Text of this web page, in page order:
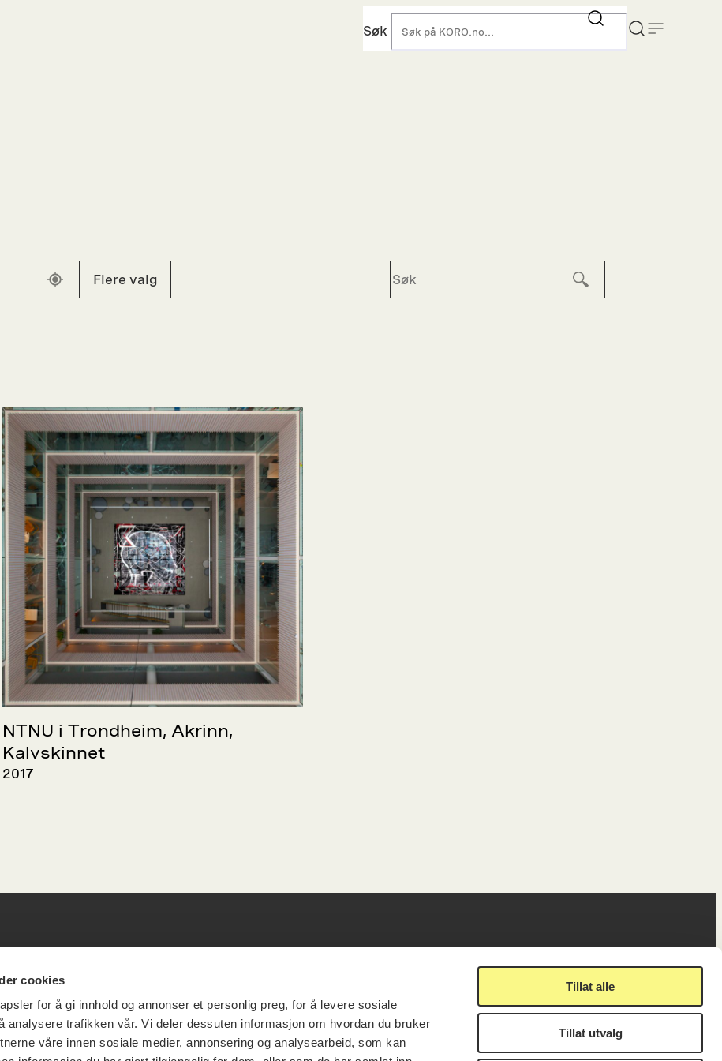
cookies
for å gi innhold og annonser et personlig preg, for å levere sosiale
analysere trafikken vår. Vi deler dessuten informasjon om hvordan du bruker
våre innen sosiale medier, annonsering og analysearbeid, som kan
Tillat alle
Tillat utvalg
Søk
Flere valg
NTNU i Trondheim, Akrinn,
Kalvskinnet
2017
Terrasse 11
info
Lenker